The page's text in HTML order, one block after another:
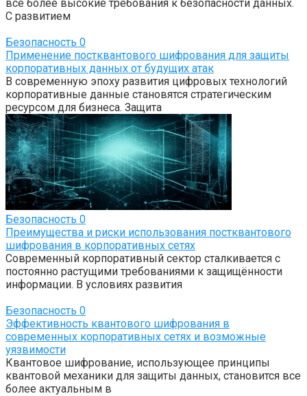
все более высокие требования к безопасности данных.
С развитием
Безопасность 0
Применение постквантового шифрования для защиты
корпоративных данных от будущих атак
В современную эпоху развития цифровых технологий
корпоративные данные становятся стратегическим
ресурсом для бизнеса. Защита
Безопасность 0
Преимущества и риски использования постквантового
шифрования в корпоративных сетях
Современный корпоративный сектор сталкивается с
постоянно растущими требованиями к защищённости
информации. В условиях развития
Безопасность 0
Эффективность квантового шифрования в
современных корпоративных сетях и возможные
уязвимости
Квантовое шифрование, использующее принципы
квантовой механики для защиты данных, становится все
более актуальным в